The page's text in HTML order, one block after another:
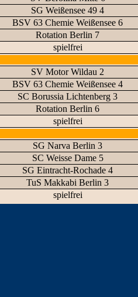
SG Weißensee 49 4
BSV 63 Chemie Weißensee 6
Rotation Berlin 7
spielfrei
SV Motor Wildau 2
BSV 63 Chemie Weißensee 4
SC Borussia Lichtenberg 3
Rotation Berlin 6
spielfrei
SG Narva Berlin 3
SC Weisse Dame 5
SG Eintracht-Rochade 4
TuS Makkabi Berlin 3
spielfrei